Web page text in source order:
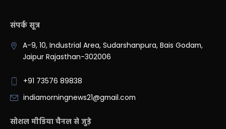
संपर्क सूत्र
A-9, 10, Industrial Area, Sudarshanpura, Bais Godam,
Jaipur Rajasthan-302006
+91 73576 89838
indiamorningnews21@gmail.com
सोशल मीडिया चैनल से जुड़े